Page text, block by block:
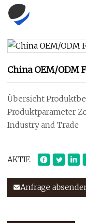
China OEM/ODM
Übersicht
Produktparameter
Industry and Trade
AKTIE
Anfrage